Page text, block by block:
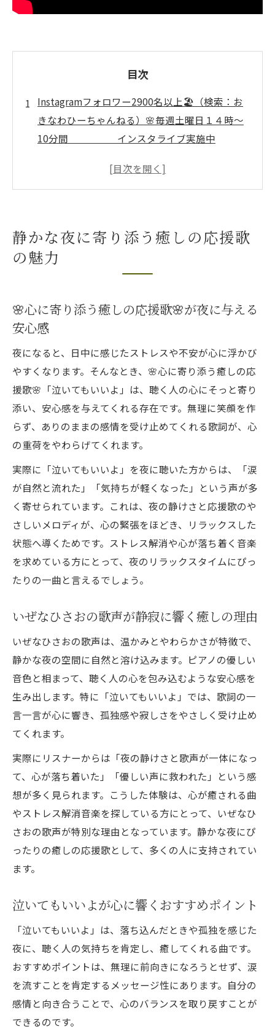
目次
Instagramフォロワー2900名以上🏖️（検索：お
きなわひーちゃんねる）🌸毎週土曜日１４時～
10分間 インスタライブ実施中
の、 「介護予防の話し」
る安心感
いぜなひさおの歌声が静寂に響く癒しの理
ト
ヒーリング音楽と静かな夜の相乗効果とは
心に響く歌声でストレスを和らげる方法
🌸心に寄り添う癒しの応援歌🌸でストレス
軽減を実感
優しい歌声が緊張を和らげる科学的メカニ
ズム
ストレス解消に効く音楽選びのポイントと
は
心が落ち着く曲でリラックスする夜の工夫
リラックスタイムには心が落ち着く音楽を選ぶ
ックスタイム
心が落ち着く曲名：泣いてもいいよの魅力
自律神経を整える音楽で深くリラックスす
る方法
おすすめヒーリング音楽で心を安らげるコ
ツ
ストレス解消に役立つ夜の音楽習慣とは
癒しの曲で自律神経を整える夜の過ごし方
🌸心に寄り添う癒しの応援歌🌸で自律神経
を整える夜
泣いてもいいよを活用した夜のリラックス
習慣
セロトニン分泌を促すヒーリング音楽の効
安らぎと癒しを感じるおすすめ曲リスト
前向きになれる歌を通じて心を癒す工夫
🌸心に寄り添う癒しの応援歌🌸で前向きな
気持ちに
泣いてもいいよが与える心の安定と勇気
心がしんどい時におすすめの応援歌活用法
静かな夜に寄り添う癒しの応援歌
の魅力
🌸心に寄り添う癒しの応援歌🌸が夜に与える
安心感
夜になると、日中に感じたストレスや不安が心に浮かび
やすくなります。そんなとき、🌸心に寄り添う癒しの応
援歌🌸「泣いてもいいよ」は、聴く人の心にそっと寄り
添い、安心感を与えてくれる存在です。無理に笑顔を作
らず、ありのままの感情を受け止めてくれる歌詞が、心
の重荷をやわらげてくれます。
実際に「泣いてもいいよ」を夜に聴いた方からは、「涙
が自然と流れた」「気持ちが軽くなった」という声が多
く寄せられています。これは、夜の静けさと応援歌のや
さしいメロディが、心の緊張をほどき、リラックスした
状態へ導くためです。ストレス解消や心が落ち着く音楽
を求めている方にとって、夜のリラックスタイムにぴっ
たりの一曲と言えるでしょう。
いぜなひさおの歌声が静寂に響く癒しの理由
いぜなひさおの歌声は、温かみとやわらかさが特徴で、
静かな夜の空間に自然と溶け込みます。ピアノの優しい
音色と相まって、聴く人の心を包み込むような安心感を
生み出します。特に「泣いてもいいよ」では、歌詞の一
言一言が心に響き、孤独感や寂しさをやさしく受け止め
てくれます。
実際にリスナーからは「夜の静けさと歌声が一体になっ
て、心が落ち着いた」「優しい声に救われた」という感
想が多く見られます。こうした体験は、心が癒される曲
やストレス解消音楽を探している方にとって、いぜなひ
さおの歌声が特別な理由となっています。静かな夜にぴ
ったりの癒しの応援歌として、多くの人に支持されてい
ます。
泣いてもいいよが心に響くおすすめポイント
「泣いてもいいよ」は、落ち込んだときや孤独を感じた
夜に、聴く人の気持ちを肯定し、癒してくれる曲です。
おすすめポイントは、無理に前向きになろうとせず、涙
を流すことを肯定するメッセージ性にあります。自分の
感情と向き合うことで、心のバランスを取り戻すことが
できるのです。